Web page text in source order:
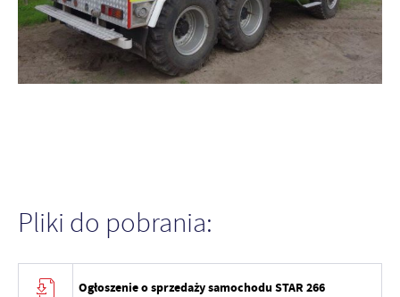
Pliki do pobrania:
Ogłoszenie o sprzedaży samochodu STAR 266